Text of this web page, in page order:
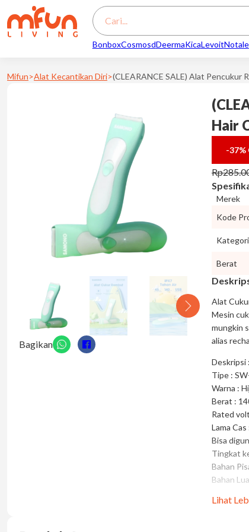
Search
BonboxCosmosdDeermaKicaLevoitNotale
Mifun>Alat Kecantikan Diri>(CLEARANCE SALE) Alat
Bagikan
Hair
-37%
Rp
Merek
Kode
Kategori
Berat
Alat
Mesin
mungkin
alias
Deskripsi :
Tipe :
Warna :
Berat :
Rated
Lama Cas
Bisa
Tingkat
Bahan
Bahan
Lihat